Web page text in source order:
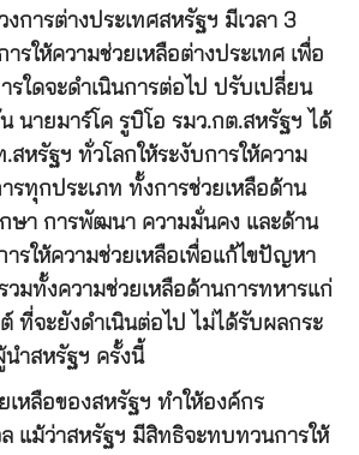
งการต่างประเทศสหรัฐฯ มีเวลา 3
รให้ความช่วยเหลือต่างประเทศ เพื่อ
รใดจะดำเนินการต่อไป ปรับเปลี่ยน
นายมาร์โค รูบิโอ รมว.กต.สหรัฐฯ ได้
สหรัฐฯ ทั่วโลกให้ระงับการให้ความ
ารทุกประเภท ทั้งการช่วยเหลือด้าน
ษา การพัฒนา ความมั่นคง และด้าน
ารให้ความช่วยเหลือเพื่อแก้ไขปัญหา
วมทั้งความช่วยเหลือด้านการทหารแก่
ที่จะยังดำเนินต่อไป ไม่ได้รับผลกระ
ำสหรัฐฯ ครั้งนี้
เหลือของสหรัฐฯ ทำให้องค์กร
แม้ว่าสหรัฐฯ มีสิทธิจะทบทวนการให้